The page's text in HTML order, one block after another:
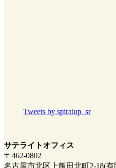
Tweets by spiralup_sr
サテライトオフィス
〒462-0802
名古屋市北区上飯田北町2-18(